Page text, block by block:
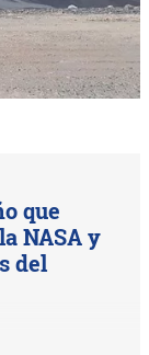
que
NASA y
del